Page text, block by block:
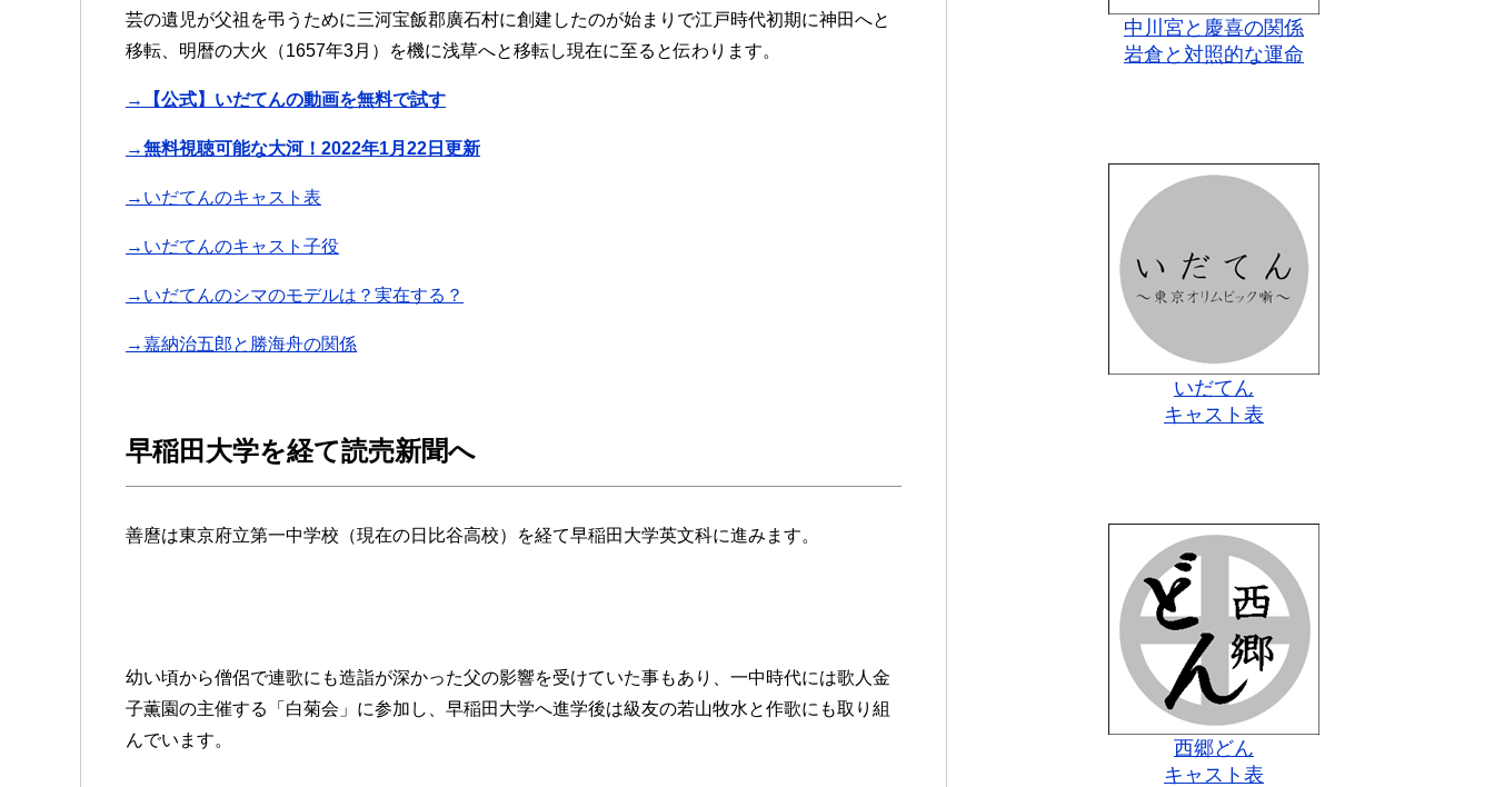
芸の遺児が父祖を弔うために三河宝飯郡廣石村に創建したのが始まりで江戸時代初期に神田へと
移転、明暦の大火（1657年3月）を機に浅草へと移転し現在に至ると伝わります。
→【公式】いだてんの動画を無料で試す
→無料視聴可能な大河！2022年1月22日更新
→いだてんのキャスト表
→いだてんのキャスト子役
→いだてんのシマのモデルは？実在する？
→嘉納治五郎と勝海舟の関係
早稲田大学を経て読売新聞へ
善麿は東京府立第一中学校（現在の日比谷高校）を経て早稲田大学英文科に進みます。
幼い頃から僧侶で連歌にも造詣が深かった父の影響を受けていた事もあり、一中時代には歌人金
子薫園の主催する「白菊会」に参加し、早稲田大学へ進学後は級友の若山牧水と作歌にも取り組
んでいます。
中川宮と慶喜の関係
岩倉と対照的な運命
いだてん
キャスト表
西郷どん
キャスト表